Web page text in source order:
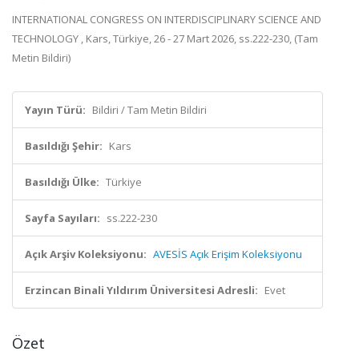
INTERNATIONAL CONGRESS ON INTERDISCIPLINARY SCIENCE AND
TECHNOLOGY , Kars, Türkiye, 26 - 27 Mart 2026, ss.222-230, (Tam
Metin Bildiri)
Yayın Türü: Bildiri / Tam Metin Bildiri
Basıldığı Şehir: Kars
Basıldığı Ülke: Türkiye
Sayfa Sayıları: ss.222-230
Açık Arşiv Koleksiyonu: AVESİS Açık Erişim Koleksiyonu
Erzincan Binali Yıldırım Üniversitesi Adresli: Evet
Özet